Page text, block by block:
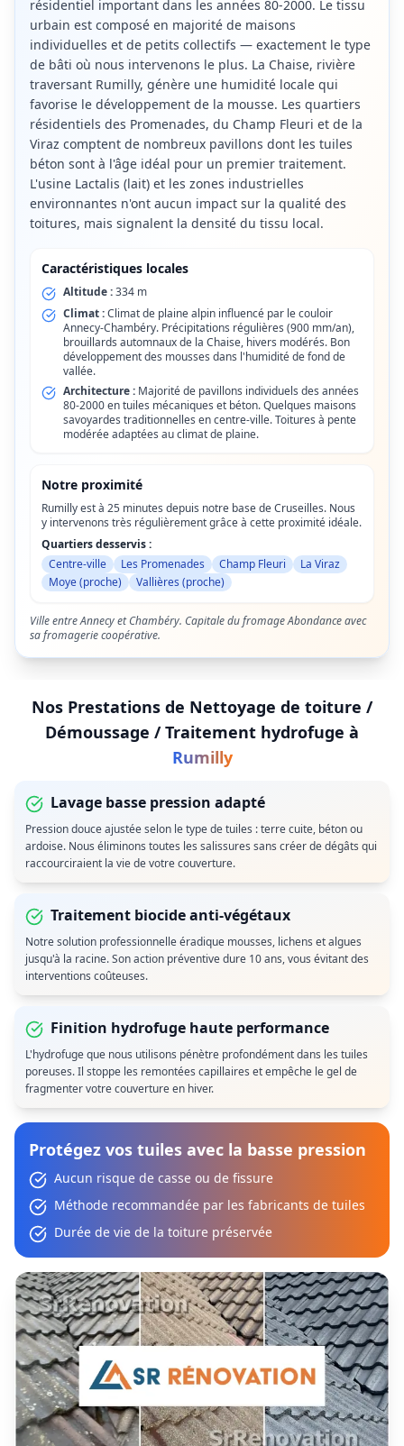
résidentiel important dans les années 80-2000. Le tissu
urbain est composé en majorité de maisons
individuelles et de petits collectifs — exactement le type
de bâti où nous intervenons le plus. La Chaise, rivière
traversant Rumilly, génère une humidité locale qui
favorise le développement de la mousse. Les quartiers
résidentiels des Promenades, du Champ Fleuri et de la
Viraz comptent de nombreux pavillons dont les tuiles
béton sont à l'âge idéal pour un premier traitement.
L'usine Lactalis (lait) et les zones industrielles
environnantes n'ont aucun impact sur la qualité des
toitures, mais signalent la densité du tissu local.
Caractéristiques locales
Altitude :334 m
Climat :Climat de plaine alpin influencé par le couloir
Annecy-Chambéry. Précipitations régulières (900 mm/an),
brouillards automnaux de la Chaise, hivers modérés. Bon
développement des mousses dans l'humidité de fond de
vallée.
Architecture : Majorité de pavillons individuels des années
80-2000 en tuiles mécaniques et béton. Quelques maisons
savoyardes traditionnelles en centre-ville. Toitures à pente
modérée adaptées au climat de plaine.
Notre proximité
Rumilly est à 25 minutes depuis notre base de Cruseilles. Nous
y intervenons très régulièrement grâce à cette proximité idéale.
Quartiers desservis :
Centre-ville
Les Promenades Champ Fleuri
La Viraz
Moye (proche)
Vallières (proche)
Ville entre Annecy et Chambéry. Capitale du fromage Abondance avec
sa fromagerie coopérative.
Nos Prestations de Nettoyage de toiture /
Démoussage / Traitement hydrofuge à
Rumilly
Lavage basse pression adapté
Pression douce ajustée selon le type de tuiles : terre cuite, béton ou
ardoise. Nous éliminons toutes les salissures sans créer de dégâts qui
raccourciraient la vie de votre couverture.
Traitement biocide anti-végétaux
Notre solution professionnelle éradique mousses, lichens et algues
jusqu'à la racine. Son action préventive dure 10 ans, vous évitant des
interventions coûteuses.
Finition hydrofuge haute performance
L'hydrofuge que nous utilisons pénètre profondément dans les tuiles
poreuses. Il stoppe les remontées capillaires et empêche le gel de
fragmenter votre couverture en hiver.
Protégez vos tuiles avec la basse pression
Aucun risque de casse ou de fissure
Méthode recommandée par les fabricants de tuiles
Durée de vie de la toiture préservée